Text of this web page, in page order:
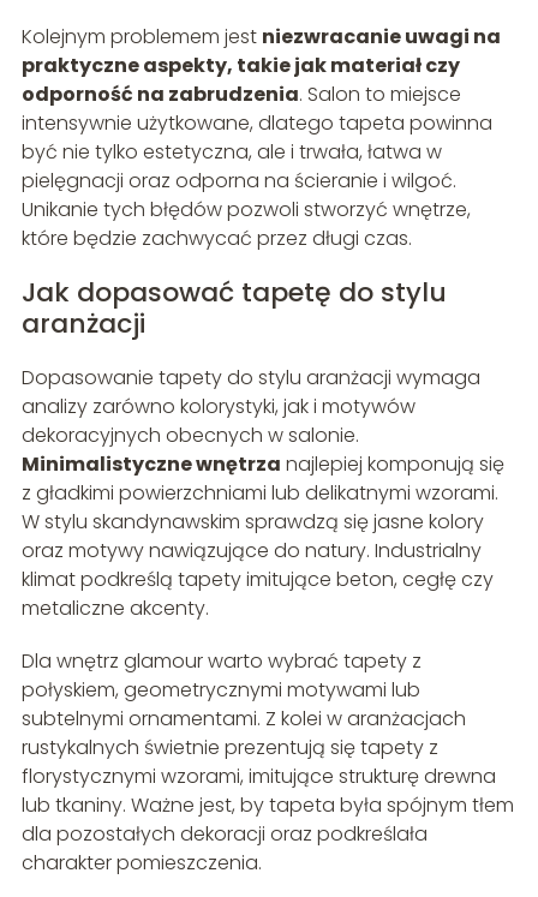
Kolejnym problemem jest niezwracanie uwagi na
praktyczne aspekty, takie jak materiał czy
odporność na zabrudzenia. Salon to miejsce
intensywnie użytkowane, dlatego tapeta powinna
być nie tylko estetyczna, ale i trwała, łatwa w
pielęgnacji oraz odporna na ścieranie i wilgoć.
Unikanie tych błędów pozwoli stworzyć wnętrze,
które będzie zachwycać przez długi czas.
Jak dopasować tapetę do stylu
aranżacji
Dopasowanie tapety do stylu aranżacji wymaga
analizy zarówno kolorystyki, jak i motywów
dekoracyjnych obecnych w salonie.
Minimalistyczne wnętrza najlepiej komponują się
z gładkimi powierzchniami lub delikatnymi wzorami.
W stylu skandynawskim sprawdzą się jasne kolory
oraz motywy nawiązujące do natury. Industrialny
klimat podkreślą tapety imitujące beton, cegłę czy
metaliczne akcenty.
Dla wnętrz glamour warto wybrać tapety z
połyskiem, geometrycznymi motywami lub
subtelnymi ornamentami. Z kolei w aranżacjach
rustykalnych świetnie prezentują się tapety z
florystycznymi wzorami, imitujące strukturę drewna
lub tkaniny. Ważne jest, by tapeta była spójnym tłem
dla pozostałych dekoracji oraz podkreślała
charakter pomieszczenia.